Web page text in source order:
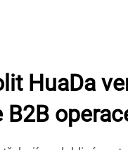
HuaDa
B2B